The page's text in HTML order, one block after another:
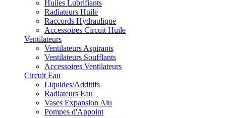
Huiles Lubrifiants
Radiateurs Huile
Raccords Hydraulique
Accessoires Circuit Huile
Ventilateurs
Ventilateurs Aspirants
Ventilateurs Soufflants
Accessoires Ventilateurs
Circuit Eau
Liquides/Additifs
Radiateurs Eau
Vases Expansion Alu
Pompes d'Appoint